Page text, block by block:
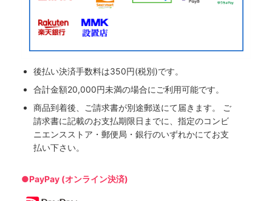
後払い決済手数料は350円(税別)です。
合計金額20,000円未満の場合にご利用可能です。
商品到着後、ご請求書が別途郵送にて届きます。 ご
請求書に記載のお支払期限日までに、指定のコンビ
ニエンスストア・郵便局・銀行のいずれかにてお支
払い下さい。
●PayPay (オンライン決済)